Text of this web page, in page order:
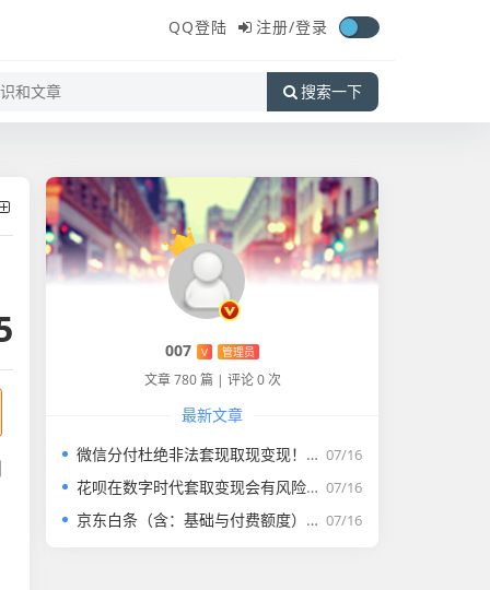
QQ登陆 注册/登录
搜索一下
007 V 管理员
文章 780 篇 | 评论 0 次
最新文章
07/16
微信分付杜绝非法套现取现变现！！！
07/16
花呗在数字时代套取变现会有风险吗？
07/16
京东白条（含：基础与付费额度）取套购物全套解析